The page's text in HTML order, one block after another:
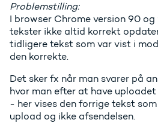
Problemstilling:
I browser Chrome version 90
tekster ikke altid korrekt
tidligere tekst som var vist i
den korrekte.
Det sker fx når man svarer på
hvor man efter at have
- her vises den forrige tekst
upload og ikke afsendelsen.